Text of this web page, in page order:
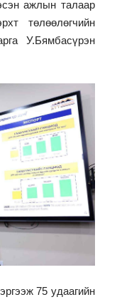
ажлын талаар
төлөөлөгчийн
У.Бямбасүрэн
75 удаагийн